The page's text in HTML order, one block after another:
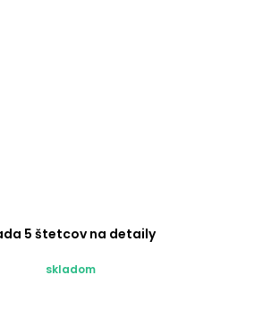
5 štetcov na detaily
skladom